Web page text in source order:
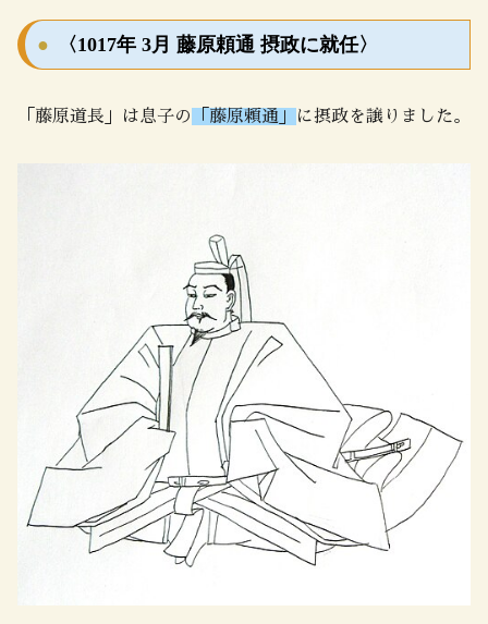
〈1017年 3月 藤原頼通 摂政に就任〉
「藤原道長」は息子の 「藤原頼通」 に摂政を譲りました。